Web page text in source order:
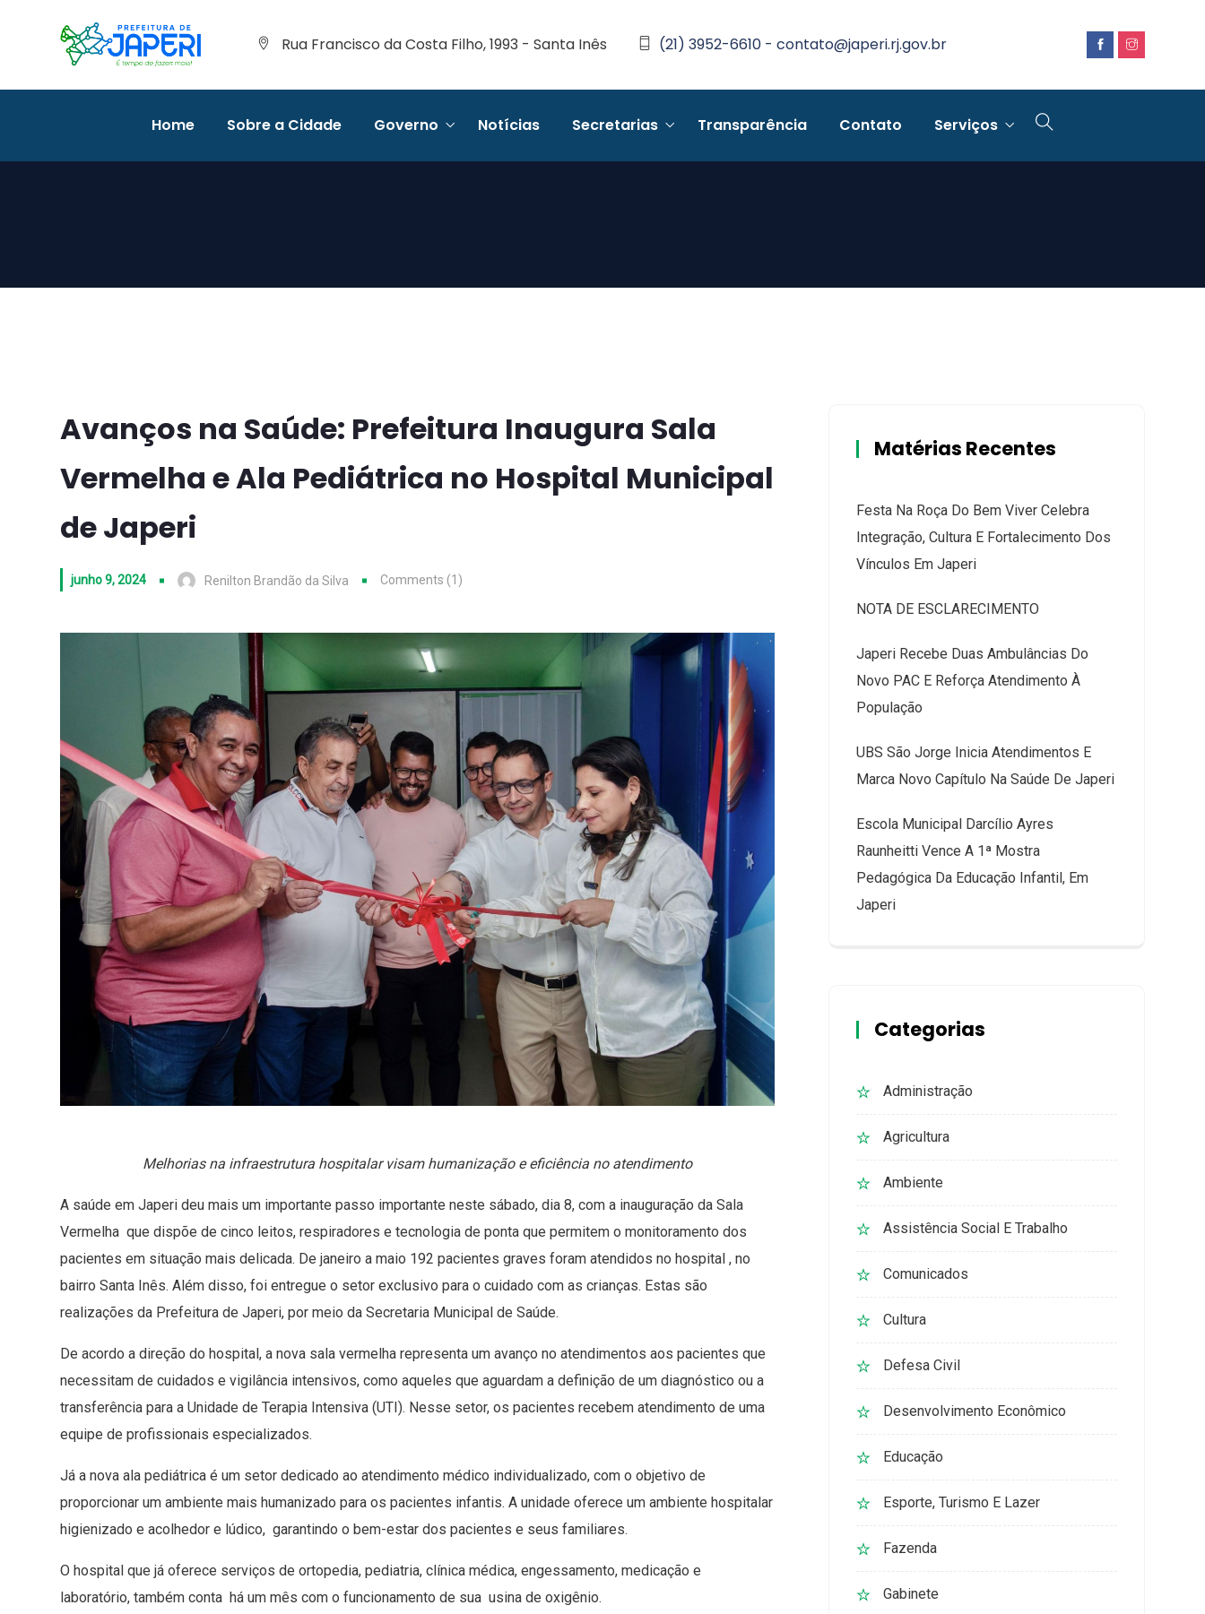
Rua Francisco da Costa Filho, 1993 - Santa Inês (21) 3952-6610 - contato@japeri.rj.gov.br
Home Sobre a Cidade Governo Notícias Secretarias Transparência Contato Serviços
Avanços na Saúde: Prefeitura Inaugura Sala
Vermelha e Ala Pediátrica no Hospital Municipal
de Japeri
junho 9, 2024 Renilton Brandão da Silva Comments (1)
Melhorias na infraestrutura hospitalar visam humanização e eficiência no atendimento
A saúde em Japeri deu mais um importante passo importante neste sábado, dia 8, com a inauguração da Sala
Vermelha que dispõe de cinco leitos, respiradores e tecnologia de ponta que permitem o monitoramento dos
pacientes em situação mais delicada. De janeiro a maio 192 pacientes graves foram atendidos no hospital , no
bairro Santa Inês. Além disso, foi entregue o setor exclusivo para o cuidado com as crianças. Estas são
realizações da Prefeitura de Japeri, por meio da Secretaria Municipal de Saúde.
De acordo a direção do hospital, a nova sala vermelha representa um avanço no atendimentos aos pacientes que
necessitam de cuidados e vigilância intensivos, como aqueles que aguardam a definição de um diagnóstico ou a
transferência para a Unidade de Terapia Intensiva (UTI). Nesse setor, os pacientes recebem atendimento de uma
equipe de profissionais especializados.
Já a nova ala pediátrica é um setor dedicado ao atendimento médico individualizado, com o objetivo de
proporcionar um ambiente mais humanizado para os pacientes infantis. A unidade oferece um ambiente hospitalar
higienizado e acolhedor e lúdico, garantindo o bem-estar dos pacientes e seus familiares.
O hospital que já oferece serviços de ortopedia, pediatria, clínica médica, engessamento, medicação e
laboratório, também conta há um mês com o funcionamento de sua usina de oxigênio.
Matérias Recentes
Festa Na Roça Do Bem Viver Celebra
Integração, Cultura E Fortalecimento Dos
Vínculos Em Japeri
NOTA DE ESCLARECIMENTO
Japeri Recebe Duas Ambulâncias Do
Novo PAC E Reforça Atendimento À
População
UBS São Jorge Inicia Atendimentos E
Marca Novo Capítulo Na Saúde De Japeri
Escola Municipal Darcílio Ayres
Raunheitti Vence A 1ª Mostra
Pedagógica Da Educação Infantil, Em
Japeri
Categorias
Administração
Agricultura
Ambiente
Assistência Social E Trabalho
Comunicados
Cultura
Defesa Civil
Desenvolvimento Econômico
Educação
Esporte, Turismo E Lazer
Fazenda
Gabinete